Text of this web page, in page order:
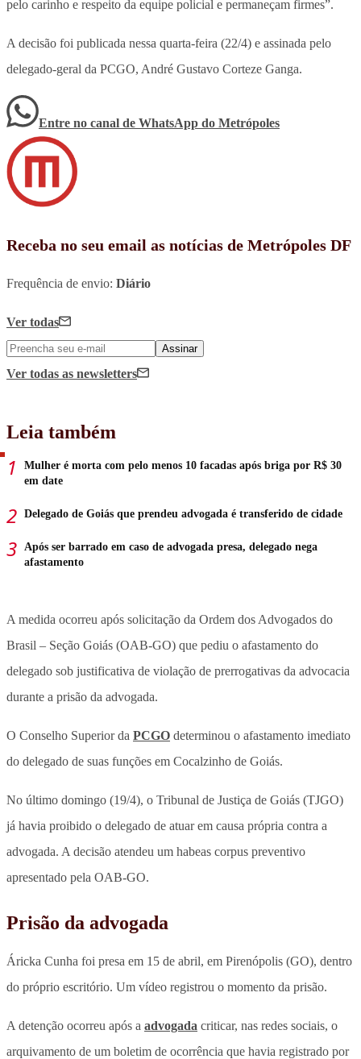
pelo carinho e respeito da equipe policial e permaneçam firmes”.
A decisão foi publicada nessa quarta-feira (22/4) e assinada pelo
delegado-geral da PCGO, André Gustavo Corteze Ganga.
Entre no canal de WhatsApp do Metrópoles
Receba no seu email as notícias de Metrópoles DF
Frequência de envio: Diário
Ver todas
Assinar
Ver todas as newsletters
Leia também
Mulher é morta com pelo menos 10 facadas após briga por R$ 30
em date
Delegado de Goiás que prendeu advogada é transferido de cidade
Após ser barrado em caso de advogada presa, delegado nega
afastamento
A medida ocorreu após solicitação da Ordem dos Advogados do
Brasil – Seção Goiás (OAB-GO) que pediu o afastamento do
delegado sob justificativa de violação de prerrogativas da advocacia
durante a prisão da advogada.
O Conselho Superior da PCGO determinou o afastamento imediato
do delegado de suas funções em Cocalzinho de Goiás.
No último domingo (19/4), o Tribunal de Justiça de Goiás (TJGO)
já havia proibido o delegado de atuar em causa própria contra a
advogada. A decisão atendeu um habeas corpus preventivo
apresentado pela OAB-GO.
Prisão da advogada
Áricka Cunha foi presa em 15 de abril, em Pirenópolis (GO), dentro
do próprio escritório. Um vídeo registrou o momento da prisão.
A detenção ocorreu após a advogada criticar, nas redes sociais, o
arquivamento de um boletim de ocorrência que havia registrado por